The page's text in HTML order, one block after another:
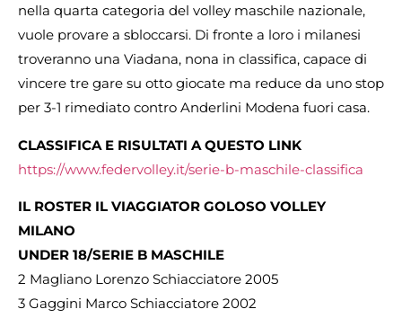
nella quarta categoria del volley maschile nazionale,
vuole provare a sbloccarsi. Di fronte a loro i milanesi
troveranno una Viadana, nona in classifica, capace di
vincere tre gare su otto giocate ma reduce da uno stop
per 3-1 rimediato contro Anderlini Modena fuori casa.
CLASSIFICA E RISULTATI A QUESTO LINK
https://www.federvolley.it/serie-b-maschile-classifica
IL ROSTER IL VIAGGIATOR GOLOSO VOLLEY
MILANO
UNDER 18/SERIE B MASCHILE
2 Magliano Lorenzo Schiacciatore 2005
3 Gaggini Marco Schiacciatore 2002